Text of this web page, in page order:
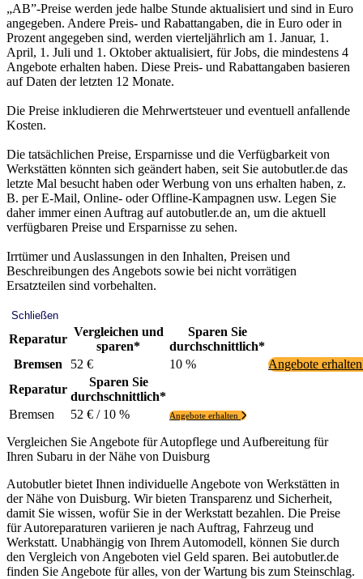
„AB”-Preise werden jede halbe Stunde aktualisiert und sind in Euro
angegeben. Andere Preis- und Rabattangaben, die in Euro oder in
Prozent angegeben sind, werden vierteljährlich am 1. Januar, 1.
April, 1. Juli und 1. Oktober aktualisiert, für Jobs, die mindestens 4
Angebote erhalten haben. Diese Preis- und Rabattangaben basieren
auf Daten der letzten 12 Monate.
Die Preise inkludieren die Mehrwertsteuer und eventuell anfallende
Kosten.
Die tatsächlichen Preise, Ersparnisse und die Verfügbarkeit von
Werkstätten könnten sich geändert haben, seit Sie autobutler.de das
letzte Mal besucht haben oder Werbung von uns erhalten haben, z.
B. per E-Mail, Online- oder Offline-Kampagnen usw. Legen Sie
daher immer einen Auftrag auf autobutler.de an, um die aktuell
verfügbaren Preise und Ersparnisse zu sehen.
Irrtümer und Auslassungen in den Inhalten, Preisen und
Beschreibungen des Angebots sowie bei nicht vorrätigen
Ersatzteilen sind vorbehalten.
Schließen
Reparatur
Vergleichen und
sparen*
Sparen Sie
durchschnittlich*
Bremsen
52 € 10 %
Angebote
Reparatur
Sparen Sie
durchschnittlich*
Bremsen
52 € / 10 % Angebote erhalten
Vergleichen Sie Angebote für Autopflege und Aufbereitung für
Ihren Subaru in der Nähe von Duisburg
Autobutler bietet Ihnen individuelle Angebote von Werkstätten in
der Nähe von Duisburg. Wir bieten Transparenz und Sicherheit,
damit Sie wissen, wofür Sie in der Werkstatt bezahlen. Die Preise
für Autoreparaturen variieren je nach Auftrag, Fahrzeug und
Werkstatt. Unabhängig von Ihrem Automodell, können Sie durch
den Vergleich von Angeboten viel Geld sparen. Bei autobutler.de
finden Sie Angebote für alles, von der Wartung bis zum Steinschlag.